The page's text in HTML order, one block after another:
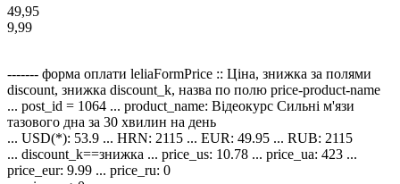
49,95
9,99
------- форма оплати leliaFormPrice :: Ціна, знижка за полями
discount, знижка discount_k, назва по полю price-product-name
... post_id = 1064 ... product_name: Відеокурс Сильні м'язи
тазового дна за 30 хвилин на день
... USD(*): 53.9 ... HRN: 2115 ... EUR: 49.95 ... RUB: 2115
... discount_k==знижка ... price_us: 10.78 ... price_ua: 423 ...
price_eur: 9.99 ... price_ru: 0